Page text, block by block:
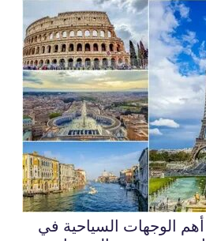
الوجهات السياحية في